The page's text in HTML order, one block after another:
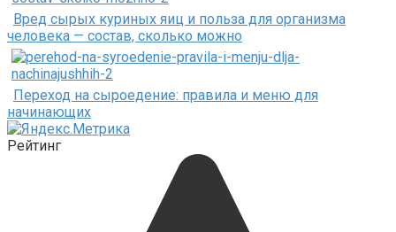
Вред сырых куриных яиц и польза для организма
человека — состав, сколько можно
Переход на сыроедение: правила и меню для
начинающих
Рейтинг